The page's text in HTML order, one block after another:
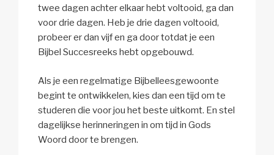
twee dagen achter elkaar hebt voltooid, ga dan
voor drie dagen. Heb je drie dagen voltooid,
probeer er dan vijf en ga door totdat je een
Bijbel Succesreeks hebt opgebouwd.
Als je een regelmatige Bijbelleesgewoonte
begint te ontwikkelen, kies dan een tijd om te
studeren die voor jou het beste uitkomt. En stel
dagelijkse herinneringen in om tijd in Gods
Woord door te brengen.